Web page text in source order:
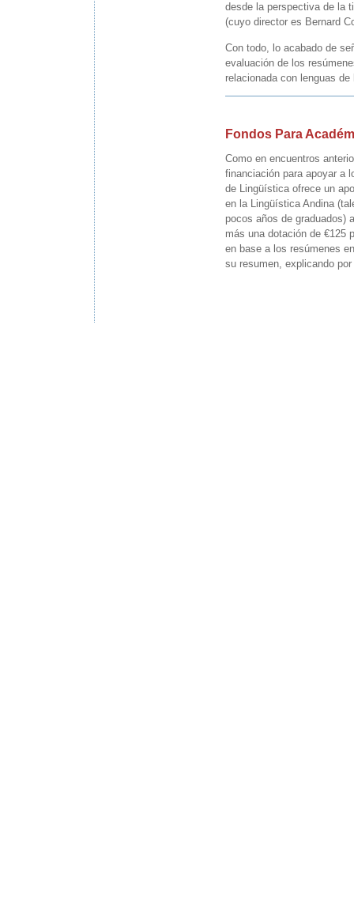
desde la perspectiva de la
(cuyo director es Bernard
Con todo, lo acabado de
evaluación de los
relacionada con lenguas de
Fondos Para
Como en encuentros
financiación para apoyar a
de Lingüística ofrece un
en la Lingüística Andina
pocos años de graduados)
más una dotación de €125
en base a los resúmenes
su resumen, explicando